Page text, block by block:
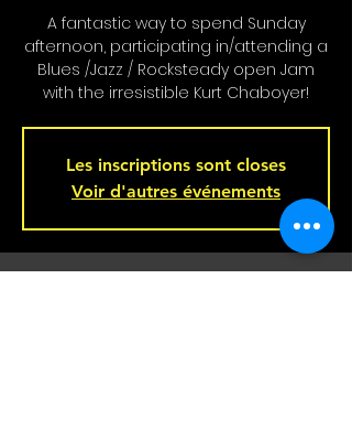
A fantastic way to spend Sunday
afternoon, participating in/attending a
Blues /Jazz / Rocksteady open Jam
with the irresistible Kurt Chaboyer!
Les inscriptions sont closes
Voir d'autres événements